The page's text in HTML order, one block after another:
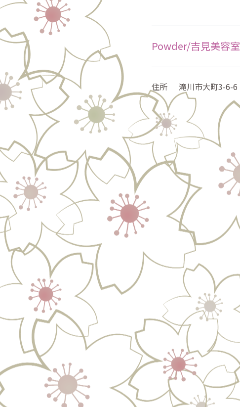
Powder/吉見美容室
住所 滝川市大町3-6-6